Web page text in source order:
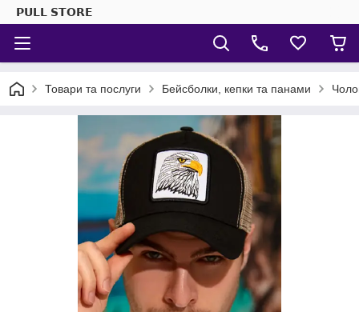
𝗣𝗨𝗟𝗟 𝗦𝗧𝗢𝗥𝗘
Товари та послуги Бейсболки, кепки та панами